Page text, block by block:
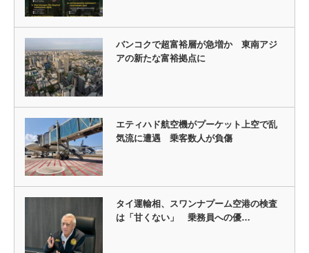
バンコクで超富裕層が急増か 東南アジ
アの新たな富裕拠点に
エティハド航空機がプーケット上空で乱
気流に遭遇 乗客数人が負傷
タイ運輸相、スワンナプーム空港の検査
は「甘くない」 乗務員への優…